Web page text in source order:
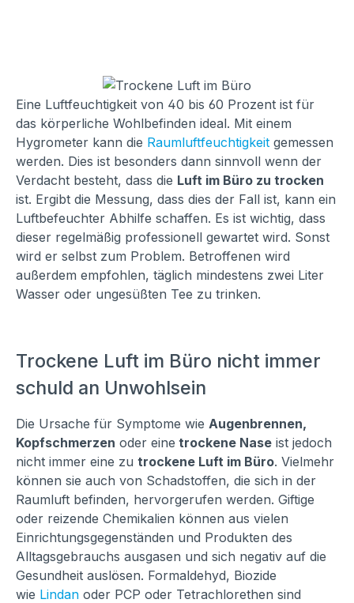
Eine Luftfeuchtigkeit von 40 bis 60 Prozent ist für
das körperliche Wohlbefinden ideal. Mit einem
Hygrometer kann die Raumluftfeuchtigkeit gemessen
werden. Dies ist besonders dann sinnvoll wenn der
Verdacht besteht, dass die Luft im Büro zu trocken
ist. Ergibt die Messung, dass dies der Fall ist, kann ein
Luftbefeuchter Abhilfe schaffen. Es ist wichtig, dass
dieser regelmäßig professionell gewartet wird. Sonst
wird er selbst zum Problem. Betroffenen wird
außerdem empfohlen, täglich mindestens zwei Liter
Wasser oder ungesüßten Tee zu trinken.
Trockene Luft im Büro nicht immer
schuld an Unwohlsein
Die Ursache für Symptome wie Augenbrennen,
Kopfschmerzen oder eine trockene Nase ist jedoch
nicht immer eine zu trockene Luft im Büro. Vielmehr
können sie auch von Schadstoffen, die sich in der
Raumluft befinden, hervorgerufen werden. Giftige
oder reizende Chemikalien können aus vielen
Einrichtungsgegenständen und Produkten des
Alltagsgebrauchs ausgasen und sich negativ auf die
Gesundheit auslösen. Formaldehyd, Biozide
wie Lindan oder PCP oder Tetrachlorethen sind